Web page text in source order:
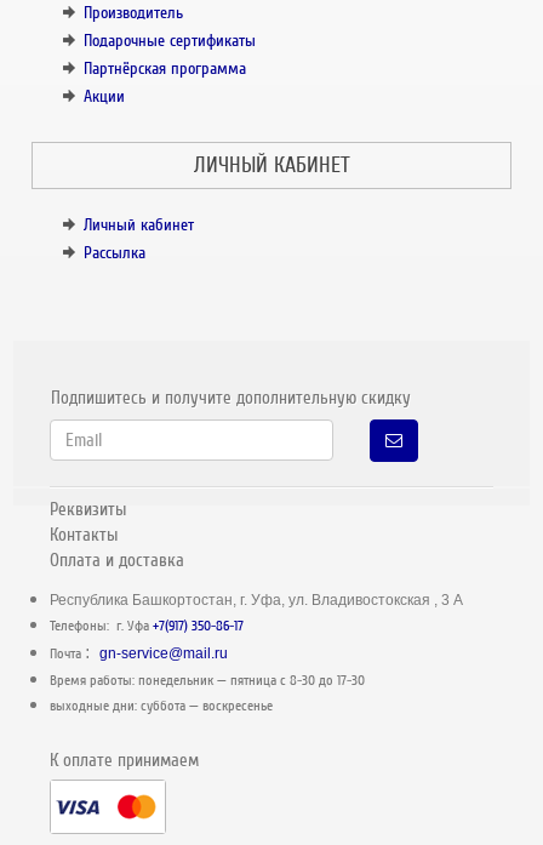
Производитель
Подарочные сертификаты
Партнёрская программа
Акции
ЛИЧНЫЙ КАБИНЕТ
Личный кабинет
Рассылка
Подпишитесь и получите дополнительную скидку
Реквизиты
Контакты
Оплата и доставка
Республика Башкортостан, г. Уфа, ул. Владивостокская , 3 А
Телефоны: г. Уфа+7(917) 350-86-17
Почта :gn-service@mail.ru
Время работы: понедельник — пятница c 8-30 до 17-30
выходные дни: суббота — воскресенье
К оплате принимаем